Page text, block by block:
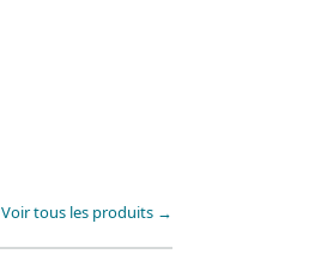
Voir tous les produits →